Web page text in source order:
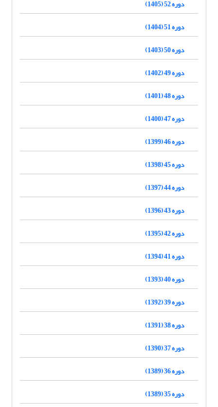
دوره 52 (1405)
دوره 51 (1404)
دوره 50 (1403)
دوره 49 (1402)
دوره 48 (1401)
دوره 47 (1400)
دوره 46 (1399)
دوره 45 (1398)
دوره 44 (1397)
دوره 43 (1396)
دوره 42 (1395)
دوره 41 (1394)
دوره 40 (1393)
دوره 39 (1392)
دوره 38 (1391)
دوره 37 (1390)
دوره 36 (1389)
دوره 35 (1389)